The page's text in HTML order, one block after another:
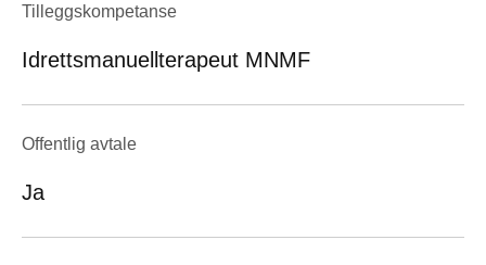
Tilleggskompetanse
Idrettsmanuellterapeut MNMF
Offentlig avtale
Ja